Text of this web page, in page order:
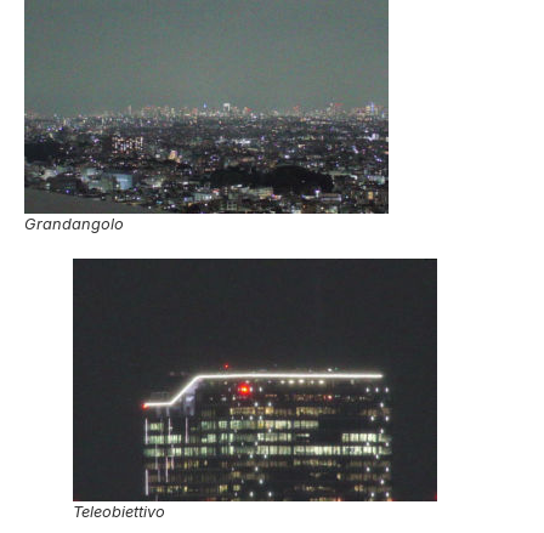
Grandangolo
Teleobiettivo